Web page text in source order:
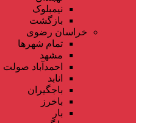
نیمبلوک
بازگشت
خراسان رضوی
تمام شهر‌ها
مشهد
احمدآباد صولت
انابد
باجگیران
باخرز
بار